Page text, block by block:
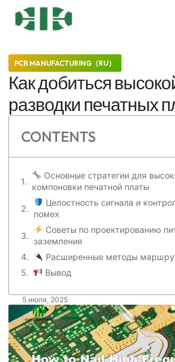
PCB MANUFACTURING（RU）
Как добиться
разводки печатных
CONTENTS
Основные стратегии для
компоновки печатной платы
Целостность сигнала и
помех
Советы по проектированию
заземления
Расширенные методы
Вывод
5 июля, 2025